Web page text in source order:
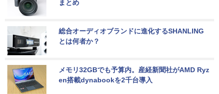
まとめ
総合オーディオブランドに進化するSHANLING
とは何者か？
メモリ32GBでも予算内。産経新聞社がAMD Ryz
en搭載dynabookを2千台導入